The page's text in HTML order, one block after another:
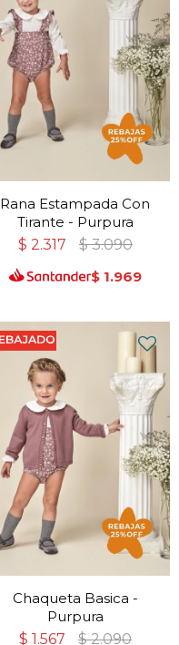
Rana Estampada Con
Tirante - Purpura
$ 2.317 $ 3.090
$ 1.969
Chaqueta Basica -
Purpura
$ 1.567 $ 2.090